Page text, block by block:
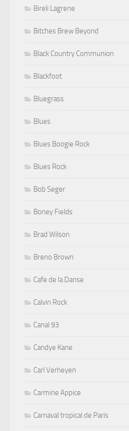
Bireli Lagrene
Bitches Brew Beyond
Black Country Communion
Blackfoot
Bluegrass
Blues
Blues Boogie Rock
Blues Rock
Bob Seger
Boney Fields
Brad Wilson
Breno Brown
Cafe de la Danse
Calvin Rock
Canal 93
Candye Kane
Carl Verheyen
Carmine Appice
Carnaval tropical de Paris